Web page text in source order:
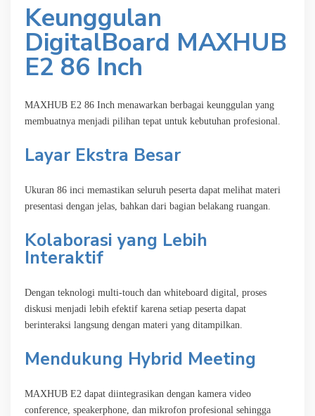
Keunggulan
DigitalBoard MAXHUB
E2 86 Inch
MAXHUB E2 86 Inch menawarkan berbagai keunggulan yang
membuatnya menjadi pilihan tepat untuk kebutuhan profesional.
Layar Ekstra Besar
Ukuran 86 inci memastikan seluruh peserta dapat melihat materi
presentasi dengan jelas, bahkan dari bagian belakang ruangan.
Kolaborasi yang Lebih
Interaktif
Dengan teknologi multi-touch dan whiteboard digital, proses
diskusi menjadi lebih efektif karena setiap peserta dapat
berinteraksi langsung dengan materi yang ditampilkan.
Mendukung Hybrid Meeting
MAXHUB E2 dapat diintegrasikan dengan kamera video
conference, speakerphone, dan mikrofon profesional sehingga